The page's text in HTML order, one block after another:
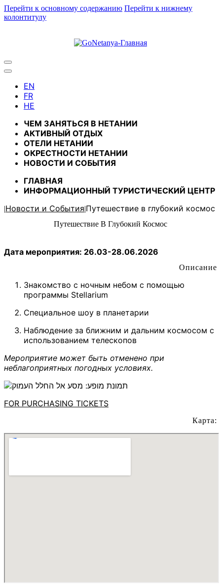
Перейти к основному содержанию Перейти к нижнему
колонтитулу
ЧЕМ ЗАНЯТЬСЯ В НЕТАНИИ
АКТИВНЫЙ ОТДЫХ
ОТЕЛИ НЕТАНИИ
ОКРЕСТНОСТИ НЕТАНИИ
НОВОСТИ И CОБЫТИЯ
ГЛАВНАЯ
ИНФОРМАЦИОННЫЙ ТУРИСТИЧЕСКИЙ ЦЕНТР
|Новости и Cобытия|Путешествие в глубокий космос
Путешествие В Глубокий Космос
Дата мероприятия: 26.03-28.06.2026
Описание
Знакомство с ночным небом с помощью
программы Stellarium
Специальное шоу в планетарии
Наблюдение за ближним и дальним космосом с
использованием телескопов
Мероприятие может быть отменено при
неблагоприятных погодных условиях.
FOR PURCHASING TICKETS
Карта: